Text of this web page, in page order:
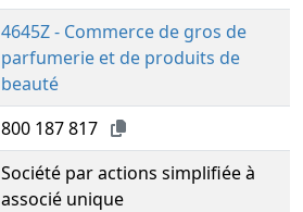
4645Z - Commerce de gros de
parfumerie et de produits de
beauté
800 187 817
Société par actions simplifiée à
associé unique